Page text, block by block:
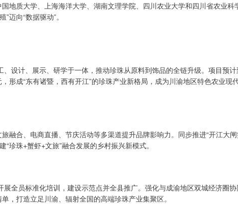
地质大学、上海海洋大学、湖南文理学院、四川农业大学和四川省农业科
迈向“数据驱动”。
设计、展示、研学于一体，推动珍珠从原料到饰品的全链升级。项目预
形成“东有诸暨，西有开江”的珍珠产业新格局，成为川渝地区特色农业现
融合、电商直播、节庆活动等多渠道提升品牌影响力。同步推进“开江大闸
珍珠+蟹虾+文旅”融合发展的乡村振兴新模式。
全员标准化培训，建设示范点并全县推广。强化与成渝地区双城经济圈
，打造立足川渝、辐射全国的高端珍珠产业集聚区。